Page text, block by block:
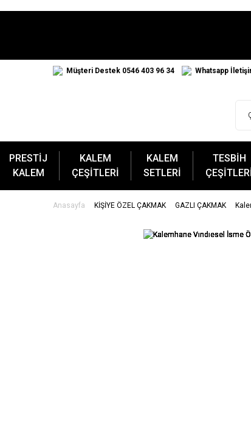
Müşteri Destek 0546 403 96 34 Whatsapp
PRESTİJ
KALEM
KALEM
ÇEŞİTLERİ
KALEM
SETLERİ
TESBİH
Anasayfa KİŞİYE ÖZEL ÇAKMAK GAZLI ÇAKMAK